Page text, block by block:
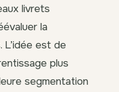
livrets
la
est de
plus
segmentation